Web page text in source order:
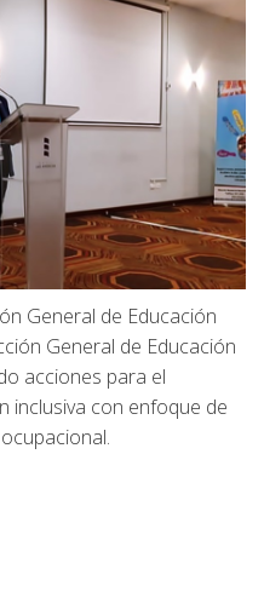
General de Educación
General de Educación
acciones para el
inclusiva con enfoque de